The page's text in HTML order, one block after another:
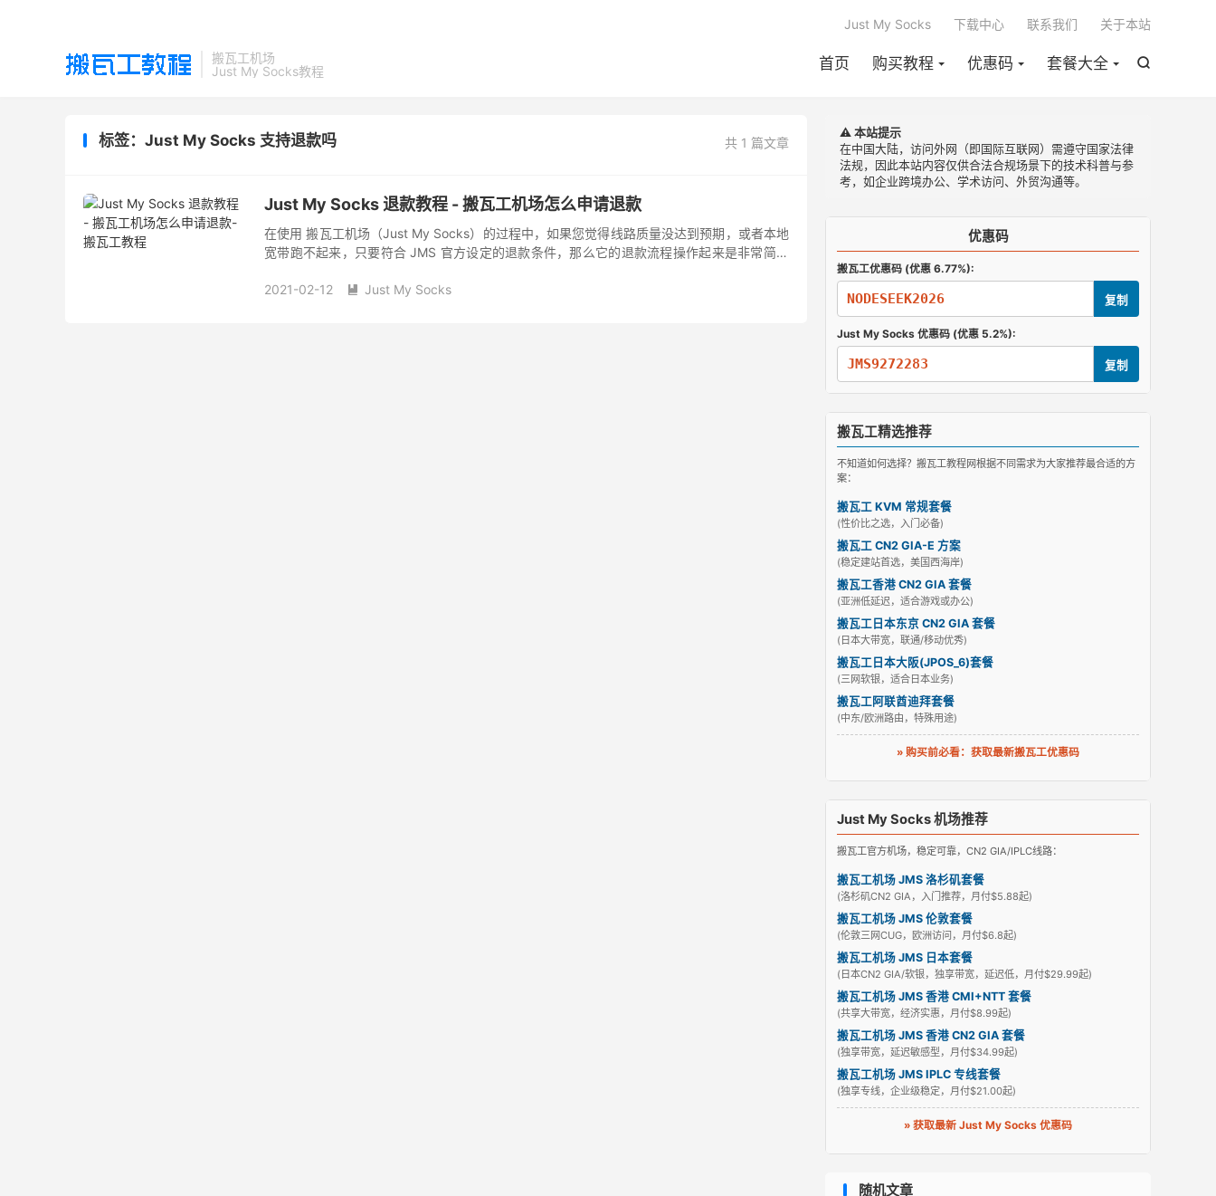
搬瓦工机场
Just My Socks教程

首页 购买教程 优惠码 套餐大全
Just My Socks 下载中心 联系我们 关于本站
共 1 篇文章
标签：Just My Socks 支持退款吗
Just My Socks 退款教程 - 搬瓦工机场怎么申请退款
在使用 搬瓦工机场（Just My Socks）的过程中，如果您觉得线路质量没达到预期，或者本地
宽带跑不起来，只要符合 JMS 官方设定的退款条件，那么它的退款流程操作起来是非常简单
2021-02-12
 Just My Socks
⚠️ 本站提示
在中国大陆，访问外网（即国际互联网）需遵守国家法律
法规，因此本站内容仅供合法合规场景下的技术科普与参
考，如企业跨境办公、学术访问、外贸沟通等。
优惠码
搬瓦工优惠码 (优惠 6.77%):
NODESEEK2026 复制
Just My Socks 优惠码 (优惠 5.2%):
JMS9272283 复制
搬瓦工精选推荐
不知道如何选择？搬瓦工教程网根据不同需求为大家推荐最合适的方
案：
搬瓦工 KVM 常规套餐
(性价比之选，入门必备)
搬瓦工 CN2 GIA-E 方案
(稳定建站首选，美国西海岸)
搬瓦工香港 CN2 GIA 套餐
(亚洲低延迟，适合游戏或办公)
搬瓦工日本东京 CN2 GIA 套餐
(日本大带宽，联通/移动优秀)
搬瓦工日本大阪(JPOS_6)套餐
(三网软银，适合日本业务)
搬瓦工阿联酋迪拜套餐
(中东/欧洲路由，特殊用途)
» 购买前必看：获取最新搬瓦工优惠码
Just My Socks 机场推荐
搬瓦工官方机场，稳定可靠，CN2 GIA/IPLC线路：
搬瓦工机场 JMS 洛杉矶套餐
(洛杉矶CN2 GIA，入门推荐，月付$5.88起)
搬瓦工机场 JMS 伦敦套餐
(伦敦三网CUG，欧洲访问，月付$6.8起)
搬瓦工机场 JMS 日本套餐
(日本CN2 GIA/软银，独享带宽，延迟低，月付$29.99起)
搬瓦工机场 JMS 香港 CMI+NTT 套餐
(共享大带宽，经济实惠，月付$8.99起)
搬瓦工机场 JMS 香港 CN2 GIA 套餐
(独享带宽，延迟敏感型，月付$34.99起)
搬瓦工机场 JMS IPLC 专线套餐
(独享专线，企业级稳定，月付$21.00起)
» 获取最新 Just My Socks 优惠码
随机文章